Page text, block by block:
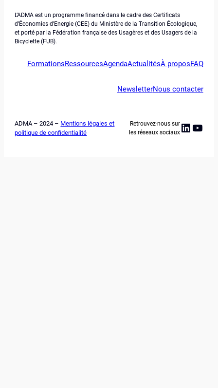
L’ADMA est un programme financé dans le cadre des Certificats
d’Économies d’Energie (CEE) du Ministère de la Transition Écologique,
et porté par la Fédération française des Usagères et des Usagers de la
Bicyclette (FUB).
FormationsRessourcesAgendaActualitésÀ proposFAQ
NewsletterNous contacter
ADMA – 2024 – Mentions légales et
politique de confidentialité
Retrouvez-nous sur
les réseaux sociaux